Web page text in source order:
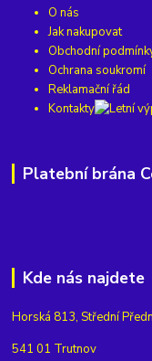
O nás
Jak nakupovat
Obchodní
Ochrana soukromí
Reklamační řád
Kontakty
Platební brána
Kde nás najdete
Horská 813, Střední
541 01 Trutnov